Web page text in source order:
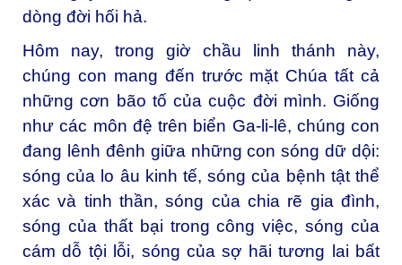
dòng đời hối hả.
Hôm nay, trong giờ chầu linh thánh này,
chúng con mang đến trước mặt Chúa tất cả
những cơn bão tố của cuộc đời mình. Giống
như các môn đệ trên biển Ga-li-lê, chúng con
đang lênh đênh giữa những con sóng dữ dội:
sóng của lo âu kinh tế, sóng của bệnh tật thể
xác và tinh thần, sóng của chia rẽ gia đình,
sóng của thất bại trong công việc, sóng của
cám dỗ tội lỗi, sóng của sợ hãi tương lai bất